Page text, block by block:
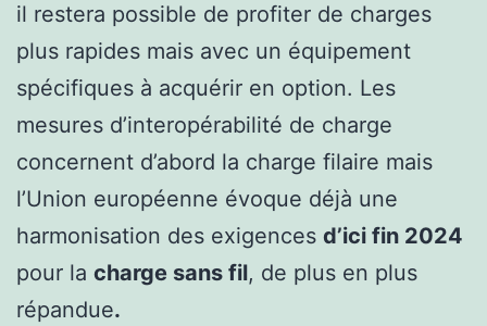
il restera possible de profiter de charges
plus rapides mais avec un équipement
spécifiques à acquérir en option. Les
mesures d’interopérabilité de charge
concernent d’abord la charge filaire mais
l’Union européenne évoque déjà une
harmonisation des exigences d’ici fin 2024
pour la charge sans fil, de plus en plus
répandue.